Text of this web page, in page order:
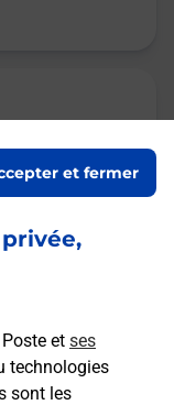
et ses
technologies
sont les
et fermer